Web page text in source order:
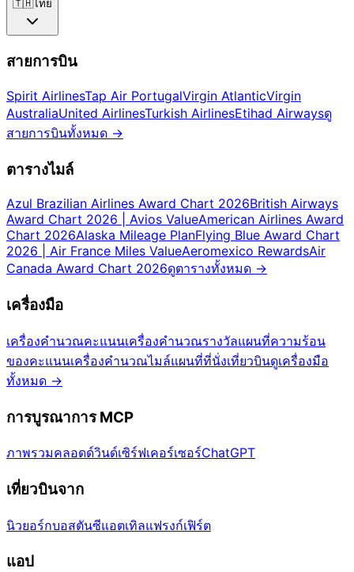
🇹🇭ไทย
สายการบิน
Spirit AirlinesTap Air PortugalVirgin AtlanticVirgin
AustraliaUnited AirlinesTurkish AirlinesEtihad Airwaysดู
สายการบินทั้งหมด →
ตารางไมล์
Azul Brazilian Airlines Award Chart 2026British Airways
Award Chart 2026 | Avios ValueAmerican Airlines Award
Chart 2026Alaska Mileage PlanFlying Blue Award Chart
2026 | Air France Miles ValueAeromexico RewardsAir
Canada Award Chart 2026ดูตารางทั้งหมด →
เครื่องมือ
เครื่องคำนวณคะแนนเครื่องคำนวณรางวัลแผนที่ความร้อน
ของคะแนนเครื่องคำนวณไมล์แผนที่ที่นั่งเที่ยวบินดูเครื่องมือ
ทั้งหมด →
การบูรณาการ MCP
ภาพรวมคลอดด์วินด์เซิร์ฟเคอร์เซอร์ChatGPT
เที่ยวบินจาก
นิวยอร์กบอสตันซีแอตเทิลแฟรงก์เฟิร์ต
แอป